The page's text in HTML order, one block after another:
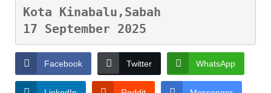
Kota Kinabalu,Sabah
17 September 2025
Facebook Twitter WhatsApp